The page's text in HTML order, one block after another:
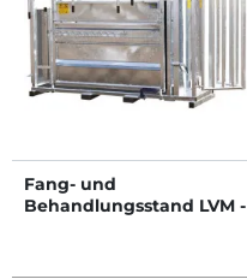
Fang- und
Behandlungsstand LVM -